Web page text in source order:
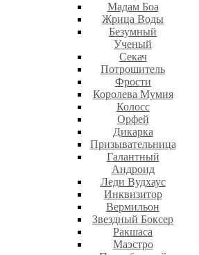
Мадам Боа
Жрица Воды
Безумный
Ученый
Секач
Потрошитель
Фрости
Королева Мумия
Колосс
Орфей
Дикарка
Призывательница
Галантный
Андроид
Леди Вудхаус
Инквизитор
Вермильон
Звездный Боксер
Ракшаса
Маэстро